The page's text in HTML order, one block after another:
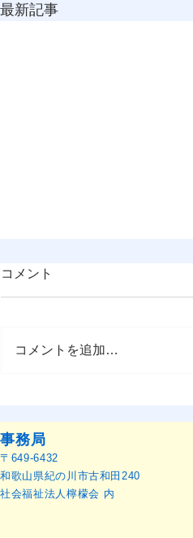
最新記事
催のお知らせ
コメント
コメントを追加…
事務局
〒649-6432
和歌山県紀の川市古和田240
社会福祉法人檸檬会 内